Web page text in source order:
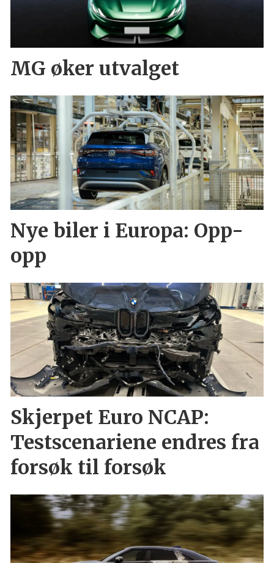
MG øker utvalget
Nye biler i Europa: Opp-
opp
Skjerpet Euro NCAP:
Testscenariene endres fra
forsøk til forsøk